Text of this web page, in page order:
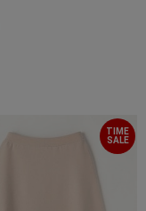
TIME
SALE